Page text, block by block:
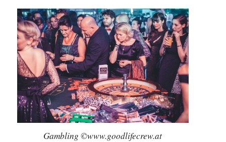
Gambling ©www.goodlifecrew.at